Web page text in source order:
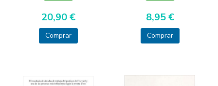
20,90 €
Comprar
8,95 €
Comprar